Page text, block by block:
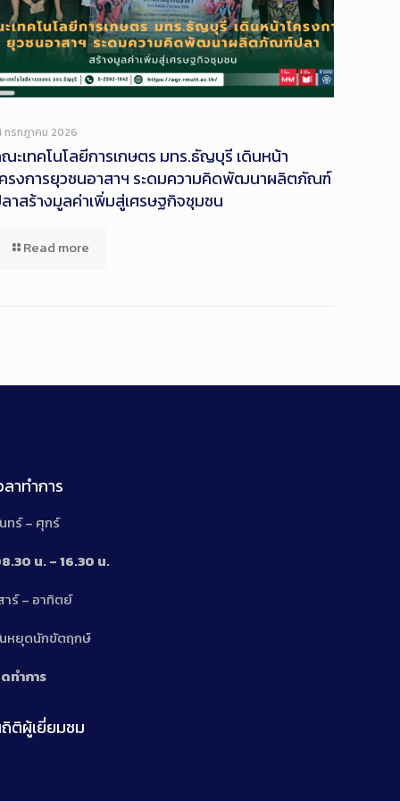
Long
กรกฎาคม 2026
ะเทคโนโลยีการเกษตร มทร.ธัญบุรี เดินหน้า
รงการยุวชนอาสาฯ ระดมความคิดพัฒนาผลิตภัณฑ์
าสร้างมูลค่าเพิ่มสู่เศรษฐกิจชุมชน
Read more
ลาทำการ
ทร์ – ศุกร์
น. – 16.30 น.
าร์ – อาทิตย์
หยุดนักขัตฤกษ์
ทำการ
ติผู้เยี่ยมชม